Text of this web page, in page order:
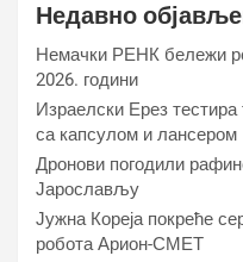
Недавно
Немачки РЕНК бележи
2026. години
Израелски Ерез тестира
са капсулом и лансером
Дронови погодили
Јарослављу
Јужна Кореја покреће
робота Арион-СМЕТ